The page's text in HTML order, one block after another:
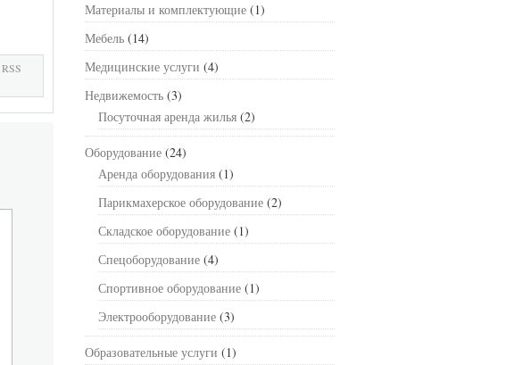
RSS
Материалы и комплектующие (1)
Мебель (14)
Медицинские услуги (4)
Недвижемость (3)
Посуточная аренда жилья (2)
Оборудование (24)
Аренда оборудования (1)
Парикмахерское оборудование (2)
Складское оборудование (1)
Спецоборудование (4)
Спортивное оборудование (1)
Электрооборудование (3)
Образовательные услуги (1)